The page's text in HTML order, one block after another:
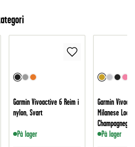
Garmin Vivoactive 6 Reim i
nylon, Svart
På lager
Garmin
Milanese Loop,
Champagnegull
På lager